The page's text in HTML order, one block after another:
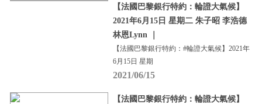
【法國巴黎銀行特約：輪證大氣候】
2021年6月15日 星期二 朱子昭 李浩德
林恩Lynn ｜
【法國巴黎銀行特約：#輪證大氣候】2021年
6月15日 星期
2021/06/15
【法國巴黎銀行特約：輪證大氣候】